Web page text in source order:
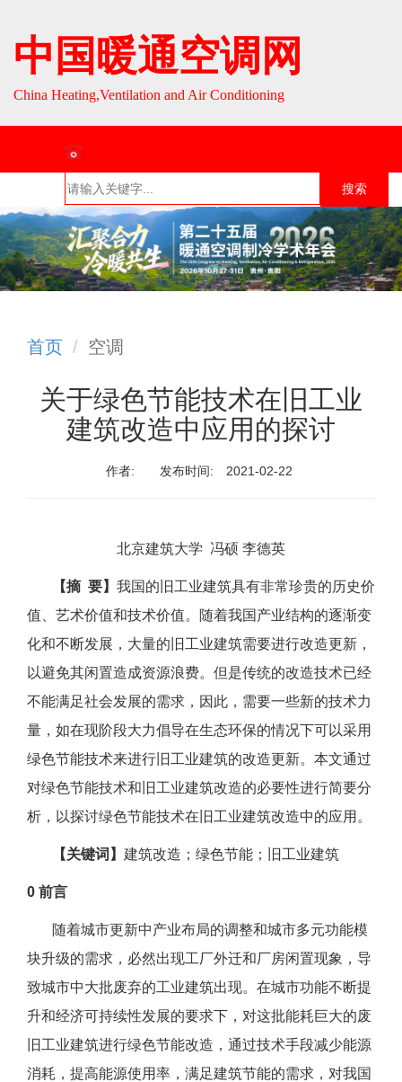
中国暖通空调网
China Heating,Ventilation and Air Conditioning
搜索
首页
组织介
绍
组织活
动
行业资
讯
English
首页 空调
关于绿色节能技术在旧工业
建筑改造中应用的探讨
作者: 发布时间: 2021-02-22
北京建筑大学 冯硕 李德英
【摘 要】 我国的旧工业建筑具有非常珍贵的历史价
值、艺术价值和技术价值。随着我国产业结构的逐渐变
化和不断发展，大量的旧工业建筑需要进行改造更新，
以避免其闲置造成资源浪费。但是传统的改造技术已经
不能满足社会发展的需求，因此，需要一些新的技术力
量，如在现阶段大力倡导在生态环保的情况下可以采用
绿色节能技术来进行旧工业建筑的改造更新。本文通过
对绿色节能技术和旧工业建筑改造的必要性进行简要分
析，以探讨绿色节能技术在旧工业建筑改造中的应用。
【关键词】 建筑改造；绿色节能；旧工业建筑
0 前言
随着城市更新中产业布局的调整和城市多元功能模
块升级的需求，必然出现工厂外迁和厂房闲置现象，导
致城市中大批废弃的工业建筑出现。在城市功能不断提
升和经济可持续性发展的要求下，对这批能耗巨大的废
旧工业建筑进行绿色节能改造，通过技术手段减少能源
消耗，提高能源使用率，满足建筑节能的需求，对我国